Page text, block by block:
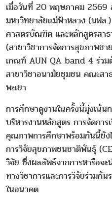
เมื่อวันที่ 20 พฤษภาคม 2569
มหาวิทยาลัยแม่ฟ้าหลวง (มฟล
ศาสตรบัณฑิต และหลักสูตรสา
(สาขาวิชาการจัดการสุขภาพช
เกณฑ์ AUN QA band 4 ร่ว
สาขาวิชาอนามัยชุมชน คณะส
พะเยา
การศึกษาดูงานในครั้งนี้มุ่งเน้น
บริหารงานหลักสูตร การจัดกา
คุณภาพการศึกษาพร้อมกันนี้ยัง
การวิจัยสุขภาพชนชาติพันธุ์
วิจัย ซึ่งผลลัพธ์จากการหารือจ
ทางวิชาการและการวิจัยร่วมกั
ในอนาคต